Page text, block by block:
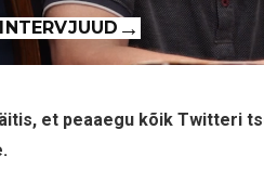
et peaaegu kõik Twitteri